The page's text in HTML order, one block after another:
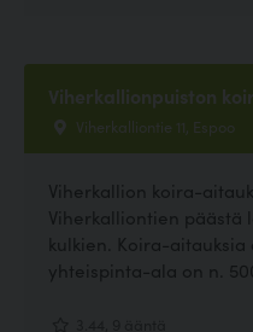
Viherkallionpuiston
Viherkalliontie 11, Espoo
Viherkallion koira-
Viherkalliontien päästä
kulkien. Koira-
yhteispinta-ala on n.